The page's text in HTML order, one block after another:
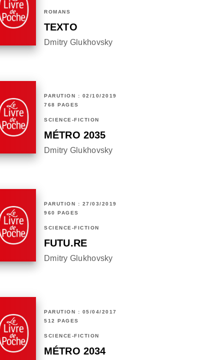
ROMANS
TEXTO
Dmitry Glukhovsky
PARUTION : 02/10/2019
768 PAGES
SCIENCE-FICTION
MÉTRO 2035
Dmitry Glukhovsky
PARUTION : 27/03/2019
960 PAGES
SCIENCE-FICTION
FUTU.RE
Dmitry Glukhovsky
PARUTION : 05/04/2017
512 PAGES
SCIENCE-FICTION
MÉTRO 2034